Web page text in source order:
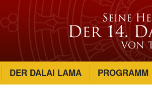
DER DALAI LAMA PROGRAMM